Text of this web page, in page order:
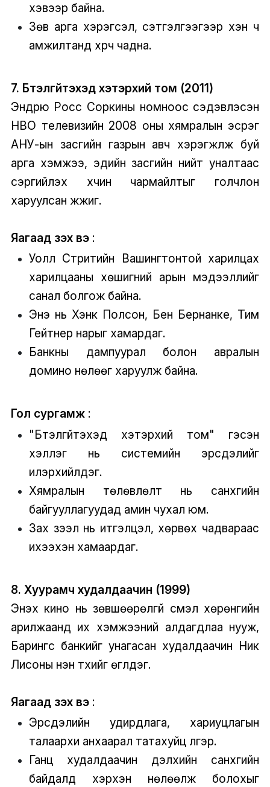
хэвээр байна.
Зөв арга хэрэгсэл, сэтгэлгээгээр хэн ч
амжилтанд хүрч чадна.
7. Бүтэлгүйтэхэд хэтэрхий том (2011)
Эндрю Росс Соркины номноос сэдэвлэсэн
HBO телевизийн 2008 оны хямралын эсрэг
АНУ-ын засгийн газрын авч хэрэгжүүлж буй
арга хэмжээ, эдийн засгийн нийт уналтаас
сэргийлэх хүчин чармайлтыг голчлон
харуулсан жүжиг.
Яагаад үзэх вэ:
Уолл Стритийн Вашингтонтой харилцах
харилцааны хөшигний арын мэдээллийг
санал болгож байна.
Энэ нь Хэнк Полсон, Бен Бернанке, Тим
Гейтнер нарыг хамардаг.
Банкны дампуурал болон авралын
домино нөлөөг харуулж байна.
Гол сургамж:
"Бүтэлгүйтэхэд хэтэрхий том" гэсэн
хэллэг нь системийн эрсдэлийг
илэрхийлдэг.
Хямралын төлөвлөлт нь санхүүгийн
байгууллагуудад амин чухал юм.
Зах зээл нь итгэлцэл, хөрвөх чадвараас
ихээхэн хамаардаг.
8. Хуурамч худалдаачин (1999)
Энэхүү кино нь зөвшөөрөлгүй үүсмэл хөрөнгийн
арилжаанд их хэмжээний алдагдлаа нууж,
Барингс банкийг унагасан худалдаачин Ник
Лисоны үнэн түүхийг өгүүлдэг.
Яагаад үзэх вэ:
Эрсдэлийн удирдлага, хариуцлагын
талаархи анхаарал татахуйц үлгэр.
Ганц худалдаачин дэлхийн санхүүгийн
байдалд хэрхэн нөлөөлж болохыг